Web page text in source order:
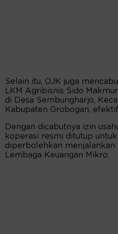
Selain itu, OJK juga
LKM Agribisnis Sido
di Desa Sembungharjo,
Kabupaten Grobogan,
Dengan dicabutnya izin
koperasi resmi ditutup
diperbolehkan menjalankan
Lembaga Keuangan Mikro.